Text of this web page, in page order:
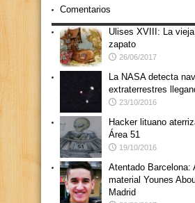
Comentarios
Ulises XVIII: La
zapato
26/06/2017
La NASA detecta
extraterrestres
23/10/2016
Hacker lituano
Área 51
19/10/2016
Atentado Barcelona:
material Younes
Madrid